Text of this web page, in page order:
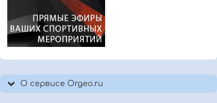
О сервисе Orgeo.ru